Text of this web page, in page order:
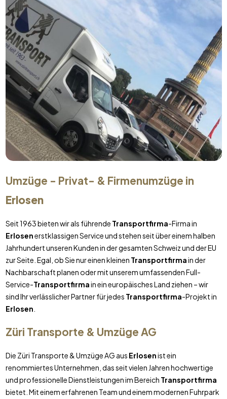
Umzüge - Privat- & Firmenumzüge in
Erlosen
Seit 1963 bieten wir als führende Transportfirma-Firma in
Erlosenerstklassigen Service und stehen seit über einem halben
Jahrhundert unseren Kunden in der gesamten Schweiz und der EU
zur Seite. Egal, ob Sie nur einen kleinen Transportfirmain der
Nachbarschaft planen oder mit unserem umfassenden Full-
Service-Transportfirmain ein europäisches Land ziehen – wir
sind Ihr verlässlicher Partner für jedes Transportfirma-Projekt in
Erlosen
Züri Transporte & Umzüge AG
Die Züri Transporte & Umzüge AG aus Erlosenist ein
renommiertes Unternehmen, das seit vielen Jahren hochwertige
und professionelle Dienstleistungen im Bereich Transportfirma
bietet. Mit einem erfahrenen Team und einem modernen Fuhrpark